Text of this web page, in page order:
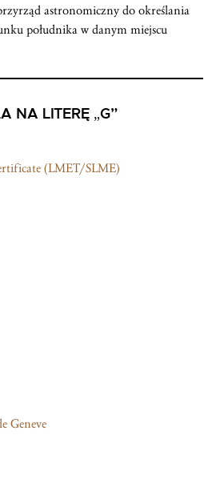
astronomiczny do określania
południka w danym miejscu
NA LITERĘ „G”
(LMET/SLME)
Geneve